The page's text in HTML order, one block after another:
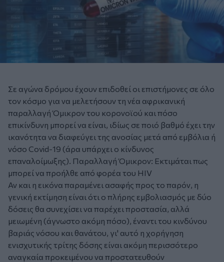
Σε αγώνα δρόμου έχουν επιδοθεί οι επιστήμονες σε όλο
τον κόσμο για να μελετήσουν τη νέα αφρικανική
παραλλαγή Όμικρον του κορονοϊού και πόσο
επικίνδυνη μπορεί να είναι, ιδίως σε ποιό βαθμό έχει την
ικανότητα να διαφεύγει της ανοσίας μετά από εμβόλια ή
νόσο Covid-19 (άρα υπάρχει ο κίνδυνος
επαναλοίμωξης). Παραλλαγή Όμικρον: Εκτιμάται πως
μπορεί να προήλθε από φορέα του HIV
Αν και η εικόνα παραμένει ασαφής προς το παρόν, η
γενική εκτίμηση είναι ότι ο πλήρης εμβολιασμός με δύο
δόσεις θα συνεχίσει να παρέχει προστασία, αλλά
μειωμένη (άγνωστο ακόμη πόσο), έναντι του κινδύνου
βαριάς νόσου και θανάτου, γι' αυτό η χορήγηση
ενισχυτικής τρίτης δόσης είναι ακόμη περισσότερο
αναγκαία προκειμένου να προστατευθούν